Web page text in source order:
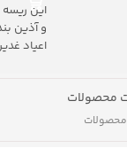
این
و آذین
اعیاد
محصولات